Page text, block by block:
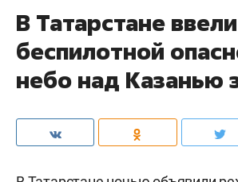
В Татарстане
беспилотной
небо над Казанью